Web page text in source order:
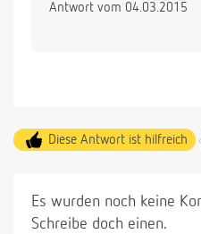
Antwort vom 04.03.2015
Diese Antwort ist hilfreich
Es wurden noch keine
Schreibe doch einen.